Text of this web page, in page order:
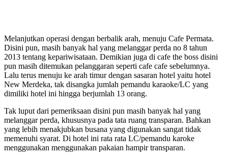
Melanjutkan operasi dengan berbalik arah, menuju Cafe Permata.
Disini pun, masih banyak hal yang melanggar perda no 8 tahun
2013 tentang kepariwisataan. Demikian juga di cafe the boss disini
pun masih ditemukan pelanggaran seperti cafe cafe sebelumnya.
Lalu terus menuju ke arah timur dengan sasaran hotel yaitu hotel
New Merdeka, tak disangka jumlah pemandu karaoke/LC yang
dimiliki hotel ini hingga berjumlah 13 orang.
Tak luput dari pemeriksaan disini pun masih banyak hal yang
melanggar perda, khususnya pada tata ruang transparan. Bahkan
yang lebih menakjubkan busana yang digunakan sangat tidak
memenuhi syarat. Di hotel ini rata rata LC/pemandu karoke
menggunakan menggunakan pakaian hampir transparan.